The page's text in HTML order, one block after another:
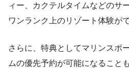
ィー、カクテルタイムなどのサ
ワンランク上のリゾート体験が
さらに、特典としてマリンスポ
ムの優先予約が可能になること